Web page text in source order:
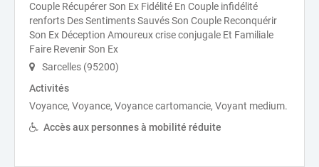
Couple Récupérer Son Ex Fidélité En Couple infidélité
renforts Des Sentiments Sauvés Son Couple Reconquérir
Son Ex Déception Amoureux crise conjugale Et Familiale
Faire Revenir Son Ex
Sarcelles (95200)
Activités
Voyance, Voyance, Voyance cartomancie, Voyant medium.
Accès aux personnes à mobilité réduite